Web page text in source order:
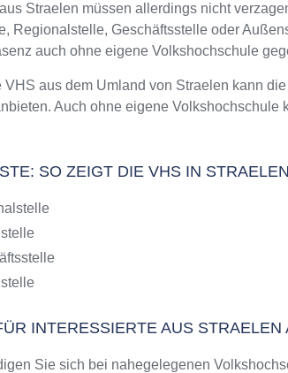
Straelen – Öffnungszeiten und
Kurse – Alternative Angebote zu einem
Kurse an der Abendschule Straelen
in Straelen
Straelen Programm 2025 / 2026
Straelen müssen allerdings nicht
Regionalstelle, Geschäftsstelle oder
auch ohne eigene Volkshochschule
VHS aus dem Umland von Straelen kann
Auch ohne eigene
SO ZEIGT DIE VHS IN
INTERESSIERTE AUS STRAELEN
Sie sich bei nahegelegenen